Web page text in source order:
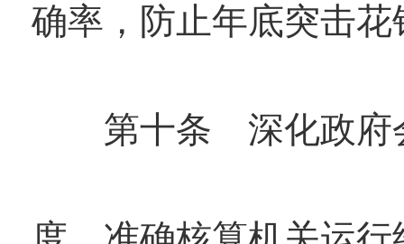
确率，防止年底突击
第十条 深化政府会